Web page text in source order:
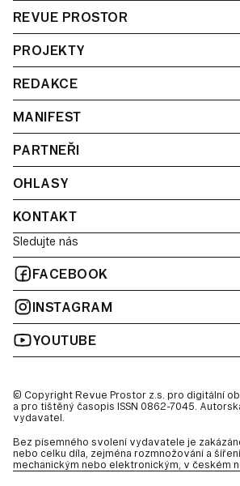
REVUE PROSTOR
PROJEKTY
REDAKCE
MANIFEST
PARTNEŘI
OHLASY
KONTAKT
Sledujte nás
FACEBOOK
INSTAGRAM
YOUTUBE
© Copyright Revue Prostor z.s. pro digitální
a pro tištěný časopis ISSN 0862-7045.
vydavatel.
Bez písemného svolení vydavatele je
nebo celku díla, zejména rozmnožování a
mechanickým nebo elektronickým, v českém